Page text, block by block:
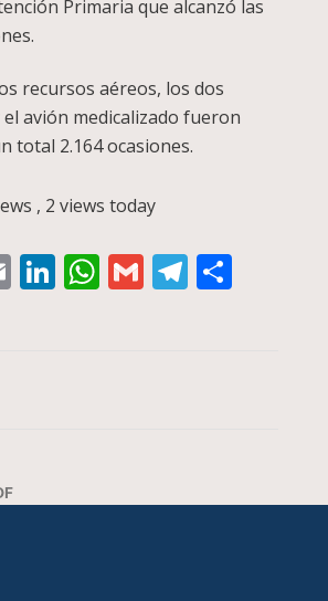
Primaria que alcanzó las
recursos aéreos, los dos
avión medicalizado fueron
total 2.164 ocasiones.
, 2 views today
EmailLinkedIn
WhatsApp
Gmail